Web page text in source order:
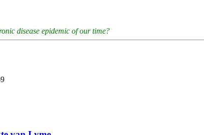
disease epidemic of our time?